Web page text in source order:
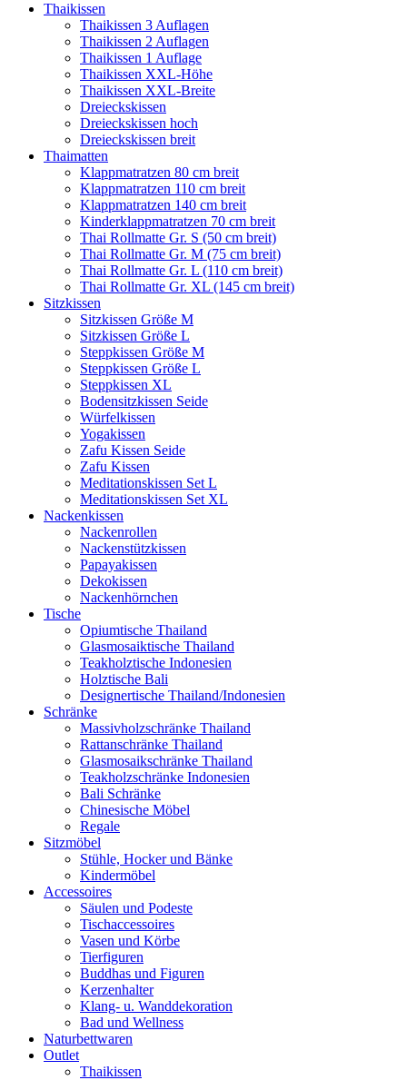
Thaikissen
Thaikissen 3 Auflagen
Thaikissen 2 Auflagen
Thaikissen 1 Auflage
Thaikissen XXL-Höhe
Thaikissen XXL-Breite
Dreieckskissen
Dreieckskissen hoch
Dreieckskissen breit
Thaimatten
Klappmatratzen 80 cm breit
Klappmatratzen 110 cm breit
Klappmatratzen 140 cm breit
Kinderklappmatratzen 70 cm breit
Thai Rollmatte Gr. S (50 cm breit)
Thai Rollmatte Gr. M (75 cm breit)
Thai Rollmatte Gr. L (110 cm breit)
Thai Rollmatte Gr. XL (145 cm breit)
Sitzkissen
Sitzkissen Größe M
Sitzkissen Größe L
Steppkissen Größe M
Steppkissen Größe L
Steppkissen XL
Bodensitzkissen Seide
Würfelkissen
Yogakissen
Zafu Kissen Seide
Zafu Kissen
Meditationskissen Set L
Meditationskissen Set XL
Nackenkissen
Nackenrollen
Nackenstützkissen
Papayakissen
Dekokissen
Nackenhörnchen
Tische
Opiumtische Thailand
Glasmosaiktische Thailand
Teakholztische Indonesien
Holztische Bali
Designertische Thailand/Indonesien
Schränke
Massivholzschränke Thailand
Rattanschränke Thailand
Glasmosaikschränke Thailand
Teakholzschränke Indonesien
Bali Schränke
Chinesische Möbel
Regale
Sitzmöbel
Stühle, Hocker und Bänke
Kindermöbel
Accessoires
Säulen und Podeste
Tischaccessoires
Vasen und Körbe
Tierfiguren
Buddhas und Figuren
Kerzenhalter
Klang- u. Wanddekoration
Bad und Wellness
Naturbettwaren
Outlet
Thaikissen